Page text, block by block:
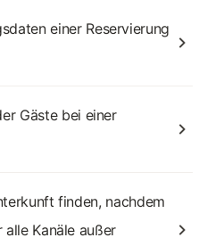
einer Reservierung
Gäste bei einer
finden, nachdem
Kanäle außer